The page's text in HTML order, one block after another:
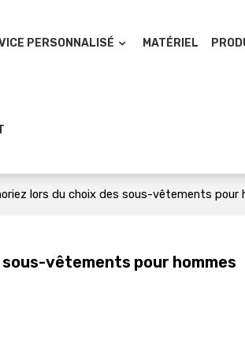
PERSONNALISÉ MATÉRIEL
lors du choix des sous-vêtements pour
vêtements pour hommes